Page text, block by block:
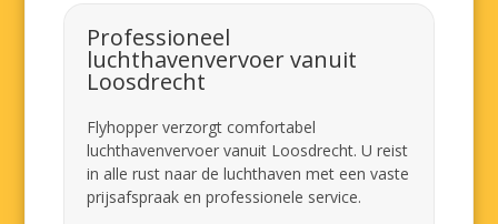
Professioneel
luchthavenvervoer vanuit
Loosdrecht
Flyhopper verzorgt comfortabel
luchthavenvervoer vanuit Loosdrecht. U reist
in alle rust naar de luchthaven met een vaste
prijsafspraak en professionele service.